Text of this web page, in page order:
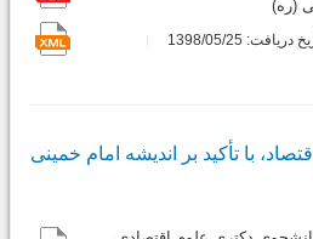
(ره)
دریافت: 1398/05/25
با تأکید بر اندیشه امام خمینی